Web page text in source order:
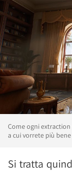
Come ogni
a cui vorrete più bene
Si tratta